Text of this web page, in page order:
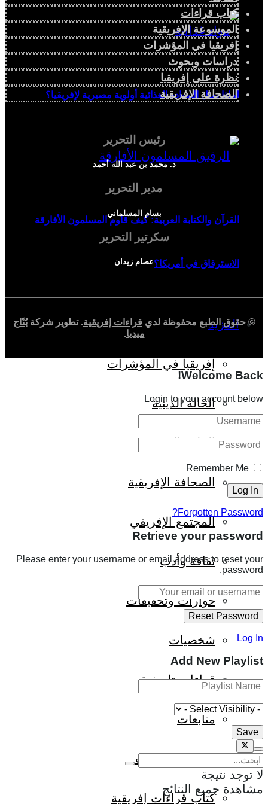
لماذا تمثل السيادة الغذائية أولوية مصيرية لإفريقيا؟
القرآن والكتابة العربية: كيف قاوم المسلمون الأفارقة
الاسترقاق في أمريكا؟
المزيد
إفريقيا في المؤشرات
الحالة الدينية
الملف الإفريقي
الصحافة الإفريقية
المجتمع الإفريقي
ثقافة وأدب
حوارات وتحقيقات
شخصيات
قراءات تاريخية
متابعات
منظمات وهيئات
كتاب قراءات إفريقية
كتاب قراءات
الموسوعة الإفريقية
إفريقيا في المؤشرات
دراسات وبحوث
نظرة على إفريقيا
الصحافة الإفريقية
رئيس التحرير
د. محمد بن عبد الله أحمد
مدير التحرير
بسام المسلماني
سكرتير التحرير
عصام زيدان
© حقوق الطبع محفوظة لدي قراءات إفريقية. تطوير شركةبُنّاج
ميديا.
Welcome Back!
Login to your account below
Remember Me
Forgotten Password?
Retrieve your password
Please enter your username or email address to reset your
password.
Log In
Add New Playlist
لا توجد نتيجة
مشاهدة جميع النتائج